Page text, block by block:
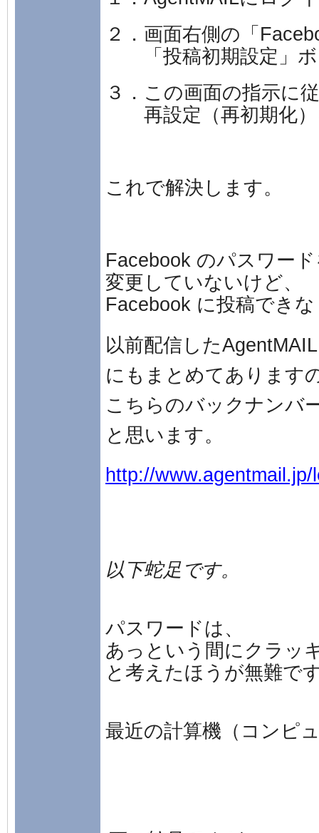
２．画面右側の「
「投稿初期設定」ボ
３．この画面の指示に
再設定（再初期化）
これで解決します。
Facebook のパスワー
変更していないけど、
Facebook に投稿でき
以前配信した
にもまとめてあります
こちらのバックナンバ
と思います。
http://
以下蛇足です。
パスワードは、
あっという間にクラッ
と考えたほうが無難で
最近の計算機（コンピ